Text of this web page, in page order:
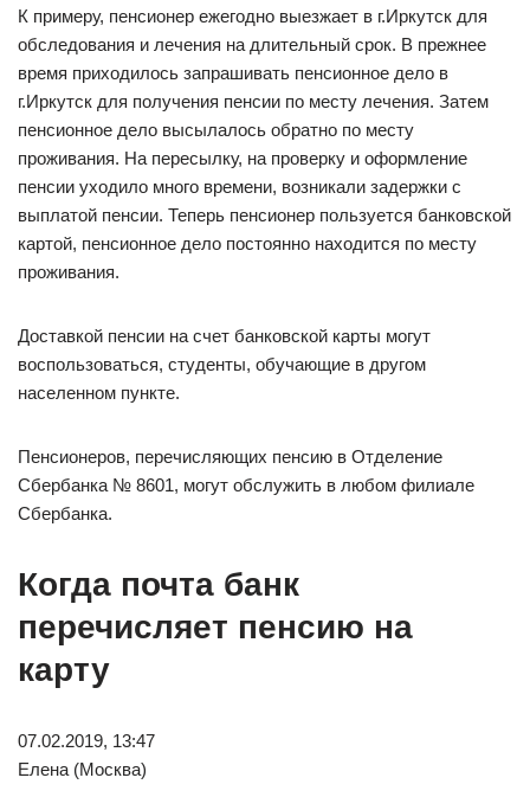
К примеру, пенсионер ежегодно выезжает в г.Иркутск для
обследования и лечения на длительный срок. В прежнее
время приходилось запрашивать пенсионное дело в
г.Иркутск для получения пенсии по месту лечения. Затем
пенсионное дело высылалось обратно по месту
проживания. На пересылку, на проверку и оформление
пенсии уходило много времени, возникали задержки с
выплатой пенсии. Теперь пенсионер пользуется банковской
картой, пенсионное дело постоянно находится по месту
проживания.
Доставкой пенсии на счет банковской карты могут
воспользоваться, студенты, обучающие в другом
населенном пункте.
Пенсионеров, перечисляющих пенсию в Отделение
Сбербанка № 8601, могут обслужить в любом филиале
Сбербанка.
Когда почта банк
перечисляет пенсию на
карту
07.02.2019, 13:47
Елена (Москва)